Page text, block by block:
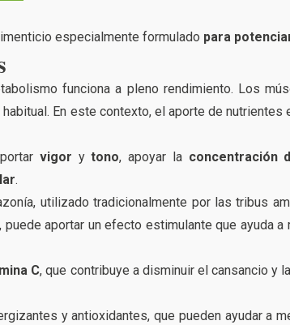
especialmente formulado para
funciona a pleno rendimiento. Los
En este contexto, el aporte de
vigor ytono, apoyar la concentración
.
utilizado tradicionalmente por las tribus
aportar un efecto estimulante que ayuda a
C, que contribuye a disminuir el cansancio y la
y antioxidantes, que pueden ayudar a